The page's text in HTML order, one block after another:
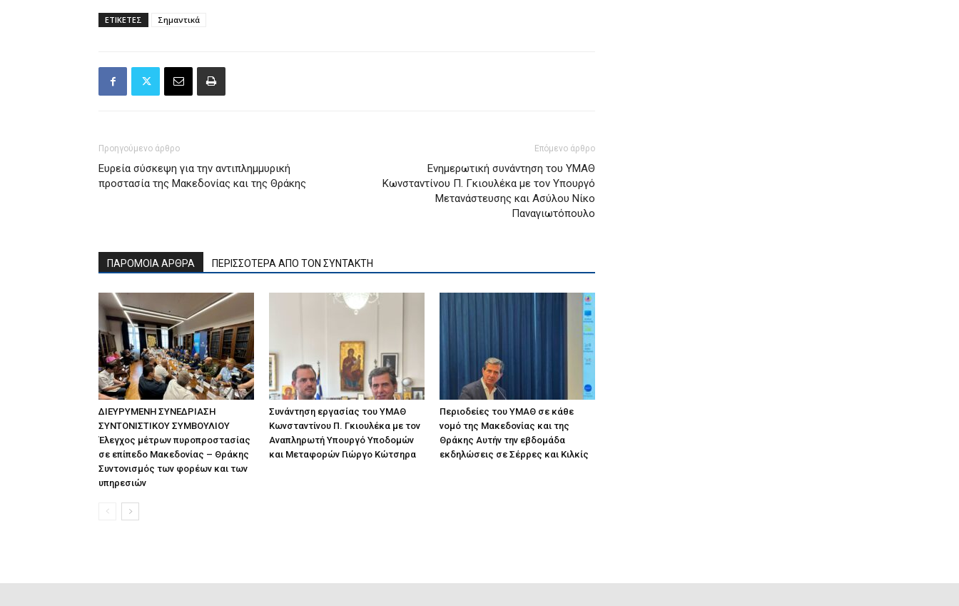
ΕΤΙΚΕΤΕΣ Σημαντικά
Προηγούμενο άρθρο
Ευρεία σύσκεψη για την αντιπλημμυρική
προστασία της Μακεδονίας και της Θράκης
Επόμενο άρθρο
Ενημερωτική συνάντηση του ΥΜΑΘ
Κωνσταντίνου Π. Γκιουλέκα με τον Υπουργό
Μετανάστευσης και Ασύλου Νίκο
Παναγιωτόπουλο
ΠΑΡΟΜΟΙΑ ΑΡΘΡΑ ΠΕΡΙΣΣΟΤΕΡΑ ΑΠΟ ΤΟΝ ΣΥΝΤΑΚΤΗ
ΔΙΕΥΡΥΜΕΝΗ ΣΥΝΕΔΡΙΑΣΗ
ΣΥΝΤΟΝΙΣΤΙΚΟΥ ΣΥΜΒΟΥΛΙΟΥ
Έλεγχος μέτρων πυροπροστασίας
σε επίπεδο Μακεδονίας – Θράκης
Συντονισμός των φορέων και των
υπηρεσιών
Συνάντηση εργασίας του ΥΜΑΘ
Κωνσταντίνου Π. Γκιουλέκα με τον
Αναπληρωτή Υπουργό Υποδομών
και Μεταφορών Γιώργο Κώτσηρα
Περιοδείες του ΥΜΑΘ σε κάθε
νομό της Μακεδονίας και της
Θράκης Αυτήν την εβδομάδα
εκδηλώσεις σε Σέρρες και Κιλκίς